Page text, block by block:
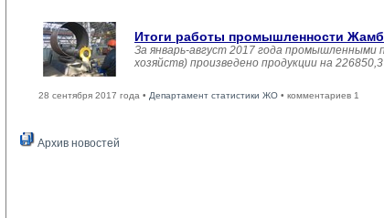
Итоги работы промышленности
За январь-август 2017 года
хозяйств) произведено продукции на
28 сентября 2017 года • Департамент статистики ЖО • комментариев 1
Архив новостей